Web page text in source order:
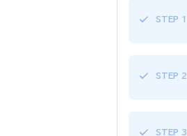
STEP 1
STEP 2
STEP 3